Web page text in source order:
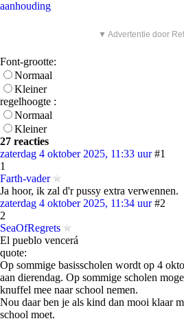
aanhouding
▼ Advertentie door
Font-grootte:
Normaal
Kleiner
regelhoogte :
Normaal
Kleiner
27 reacties
zaterdag 4 oktober 2025, 11:33 uur #1
1
Farth-vader
Ja hoor, ik zal d'r pussy extra verwennen.
zaterdag 4 oktober 2025, 11:34 uur #2
2
SeaOfRegrets
El pueblo vencerá
quote:
Op sommige basisscholen wordt op 4
aan dierendag. Op sommige scholen
knuffel mee naar school nemen.
Nou daar ben je als kind dan mooi klaar
school moet.